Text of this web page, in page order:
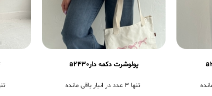
پولوشرت دکمه دارa2430
تنها 3 عدد در انبار باقی مانده تنها 6 عدد